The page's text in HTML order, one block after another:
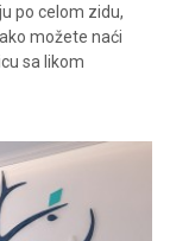
po celom zidu,
možete naći
sa likom